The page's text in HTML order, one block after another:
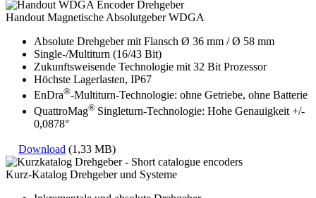
Handout Magnetische Absolutgeber WDGA
Absolute Drehgeber mit Flansch Ø 36 mm / Ø 58 mm
Single-/Multiturn (16/43 Bit)
Zukunftsweisende Technologie mit 32 Bit Prozessor
Höchste Lagerlasten, IP67
EnDra®-Multiturn-Technologie: ohne Getriebe, ohne Batterie
QuattroMag® Singleturn-Technologie: Hohe Genauigkeit +/-
0,0878°
Download (1,33 MB)
Kurz-Katalog Drehgeber und Systeme